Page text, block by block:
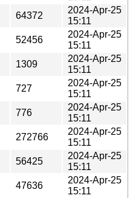
64372
2024-Apr-25
15:11
52456
2024-Apr-25
15:11
1309
2024-Apr-25
15:11
727
2024-Apr-25
15:11
776
2024-Apr-25
15:11
272766
2024-Apr-25
15:11
56425
2024-Apr-25
15:11
47636
2024-Apr-25
15:11